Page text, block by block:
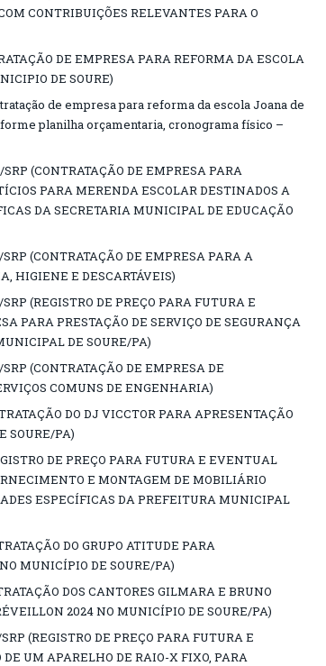
CONTRIBUIÇÕES RELEVANTES PARA O
DE EMPRESA PARA REFORMA DA ESCOLA
DE SOURE)
de empresa para reforma da escola Joana de
planilha orçamentaria, cronograma físico –
(CONTRATAÇÃO DE EMPRESA PARA
PARA MERENDA ESCOLAR DESTINADOS A
DA SECRETARIA MUNICIPAL DE EDUCAÇÃO
(CONTRATAÇÃO DE EMPRESA PARA A
HIGIENE E DESCARTÁVEIS)
(REGISTRO DE PREÇO PARA FUTURA E
PARA PRESTAÇÃO DE SERVIÇO DE SEGURANÇA
DE SOURE/PA)
(CONTRATAÇÃO DE EMPRESA DE
COMUNS DE ENGENHARIA)
DO DJ VICCTOR PARA APRESENTAÇÃO
SOURE/PA)
DE PREÇO PARA FUTURA E EVENTUAL
E MONTAGEM DE MOBILIÁRIO
ESPECÍFICAS DA PREFEITURA MUNICIPAL
DO GRUPO ATITUDE PARA
MUNICÍPIO DE SOURE/PA)
DOS CANTORES GILMARA E BRUNO
2024 NO MUNICÍPIO DE SOURE/PA)
(REGISTRO DE PREÇO PARA FUTURA E
UM APARELHO DE RAIO-X FIXO, PARA